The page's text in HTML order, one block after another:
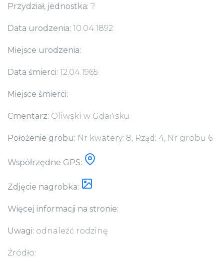
Przydział, jednostka: ?
Data urodzenia: 10.04.1892
Miejsce urodzenia:
Data śmierci: 12.04.1965
Miejsce śmierci:
Cmentarz: Oliwski w Gdańsku
Położenie grobu: Nr kwatery: 8, Rząd: 4, Nr grobu 6
Współrzędne GPS:
Zdjęcie nagrobka:
Więcej informacji na stronie:
Uwagi: odnaleźć rodzinę
Żródło: